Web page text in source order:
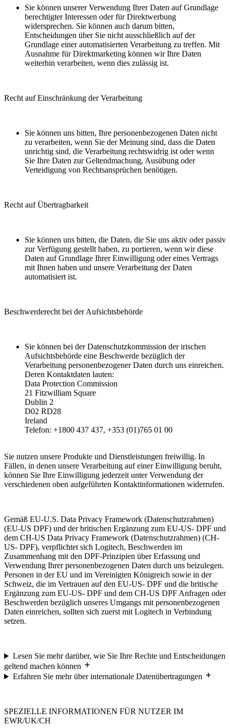
Sie können unserer Verwendung Ihrer Daten auf Grundlage
berechtigter Interessen oder für Direktwerbung
widersprechen. Sie können auch darum bitten,
Entscheidungen über Sie nicht ausschließlich auf der
Grundlage einer automatisierten Verarbeitung zu treffen. Mit
Ausnahme für Direktmarketing können wir Ihre Daten
weiterhin verarbeiten, wenn dies zulässig ist.
Recht auf Einschränkung der Verarbeitung
Sie können uns bitten, Ihre personenbezogenen Daten nicht
zu verarbeiten, wenn Sie der Meinung sind, dass die Daten
unrichtig sind, die Verarbeitung rechtswidrig ist oder wenn
Sie Ihre Daten zur Geltendmachung, Ausübung oder
Verteidigung von Rechtsansprüchen benötigen.
Recht auf Übertragbarkeit
Sie können uns bitten, die Daten, die Sie uns aktiv oder passiv
zur Verfügung gestellt haben, zu portieren, wenn wir diese
Daten auf Grundlage Ihrer Einwilligung oder eines Vertrags
mit Ihnen haben und unsere Verarbeitung der Daten
automatisiert ist.
Beschwerderecht bei der Aufsichtsbehörde
Sie können bei der Datenschutzkommission der irischen
Aufsichtsbehörde eine Beschwerde bezüglich der
Verarbeitung personenbezogener Daten durch uns einreichen.
Deren Kontaktdaten lauten:
Data Protection Commission
21 Fitzwilliam Square
Dublin 2
D02 RD28
Ireland
Telefon: +1800 437 437, +353 (01)765 01 00
Sie nutzen unsere Produkte und Dienstleistungen freiwillig. In
Fällen, in denen unsere Verarbeitung auf einer Einwilligung beruht,
können Sie Ihre Einwilligung jederzeit unter Verwendung der
verschiedenen oben aufgeführten Kontaktinformationen widerrufen.
Gemäß EU-U.S. Data Privacy Framework (Datenschutzrahmen)
(EU-US DPF) und der britischen Ergänzung zum EU-US- DPF und
dem CH-US Data Privacy Framework (Datenschutzrahmen) (CH-
US- DPF), verpflichtet sich Logitech, Beschwerden im
Zusammenhang mit den DPF-Prinzipien über Erfassung und
Verwendung Ihrer personenbezogenen Daten durch uns beizulegen.
Personen in der EU und im Vereinigten Königreich sowie in der
Schweiz, die im Vertrauen auf den EU-US- DPF und die britische
Ergänzung zum EU-US- DPF und dem CH-US DPF Anfragen oder
Beschwerden bezüglich unseres Umgangs mit personenbezogenen
Daten einreichen, sollten sich zuerst mit Logitech in Verbindung
setzen.
Lesen Sie mehr darüber, wie Sie Ihre Rechte und Entscheidungen
geltend machen können
Erfahren Sie mehr über internationale Datenübertragungen
SPEZIELLE INFORMATIONEN FÜR NUTZER IM
EWR/UK/CH